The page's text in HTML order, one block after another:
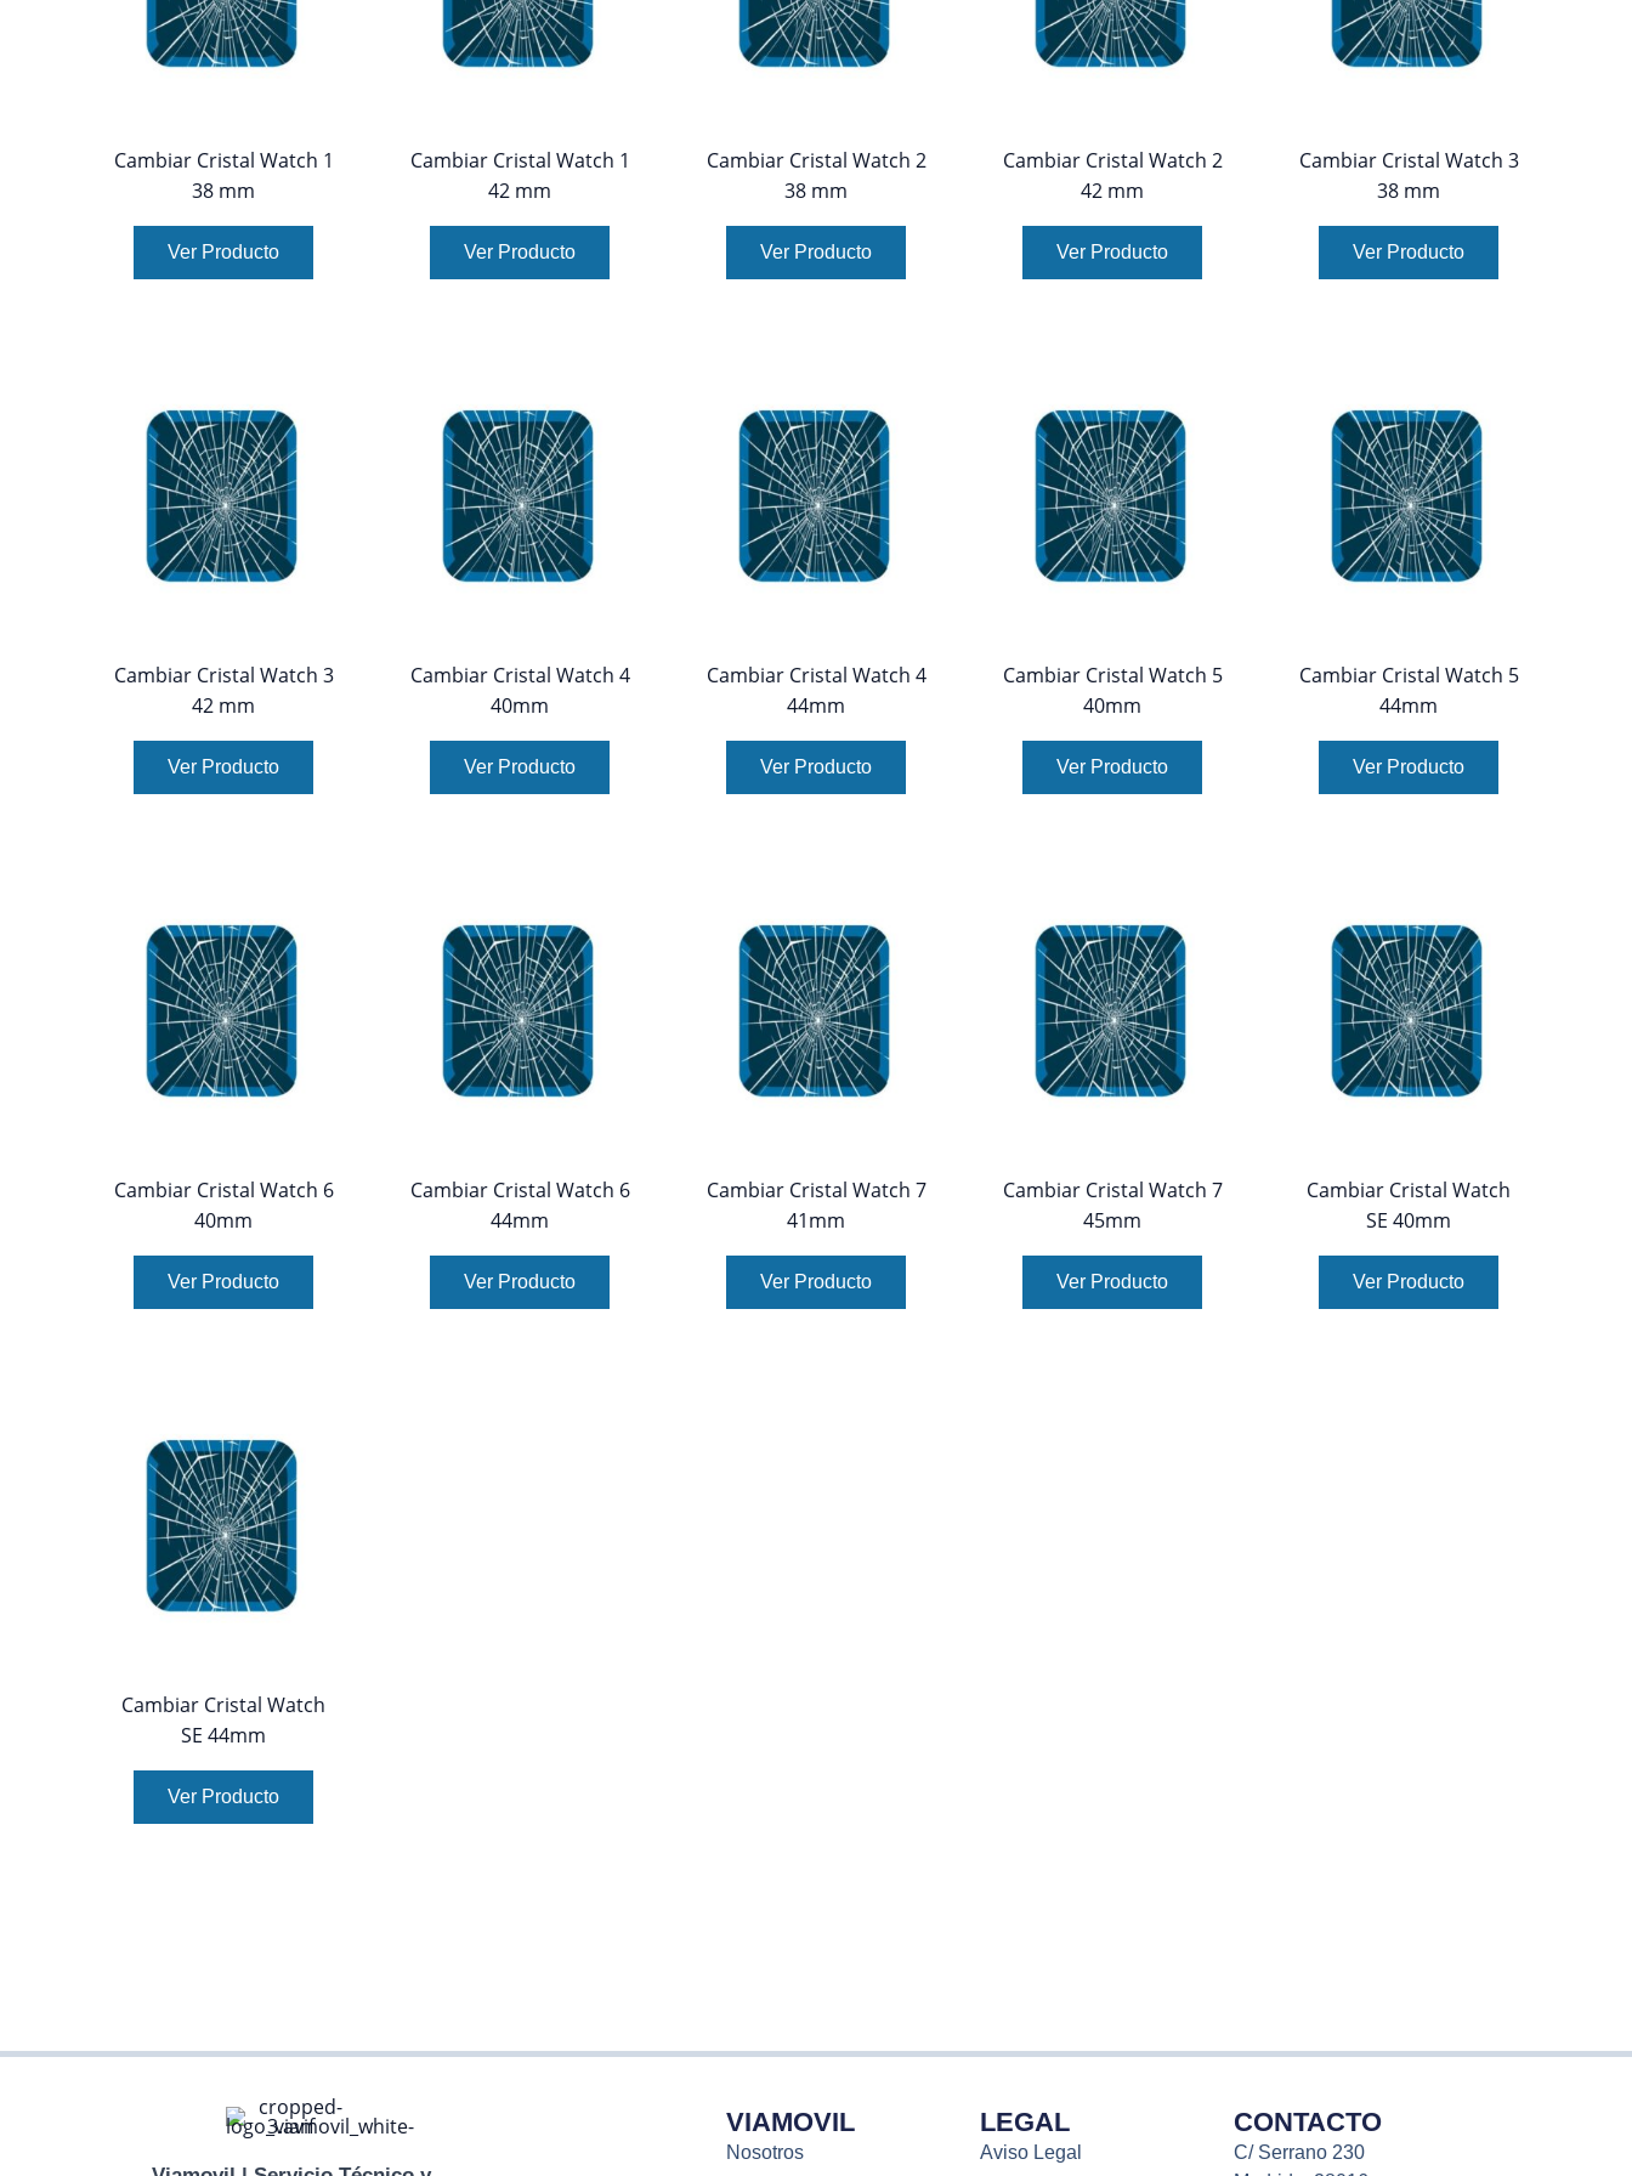
Cambiar Cristal Watch 1
38 mm
Ver Producto
Cambiar Cristal Watch 1
42 mm
Ver Producto
Cambiar Cristal Watch 2
38 mm
Ver Producto
Cambiar Cristal Watch 2
42 mm
Ver Producto
Cambiar Cristal Watch 3
38 mm
Ver Producto
Cambiar Cristal Watch 3
42 mm
Ver Producto
Cambiar Cristal Watch 4
40mm
Ver Producto
Cambiar Cristal Watch 4
44mm
Ver Producto
Cambiar Cristal Watch 5
40mm
Ver Producto
Cambiar Cristal Watch 5
44mm
Ver Producto
Cambiar Cristal Watch 6
40mm
Ver Producto
Cambiar Cristal Watch 6
44mm
Ver Producto
Cambiar Cristal Watch 7
41mm
Ver Producto
Cambiar Cristal Watch 7
45mm
Ver Producto
Cambiar Cristal Watch
SE 40mm
Ver Producto
Cambiar Cristal Watch
SE 44mm
Ver Producto
VIAMOVIL
Nosotros
LEGAL
Aviso Legal
CONTACTO
C/ Serrano 230